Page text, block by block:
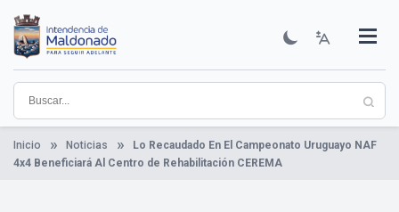
contenido
principal
Institucional
Municipios
Descubre Maldonado
Comunicación
Servicios
Guía De Trámites
Ver Noticias
Inicio Noticias
Lo Recaudado En El Campeonato Uruguayo NAF
4x4 Beneficiará Al Centro de Rehabilitación CEREMA